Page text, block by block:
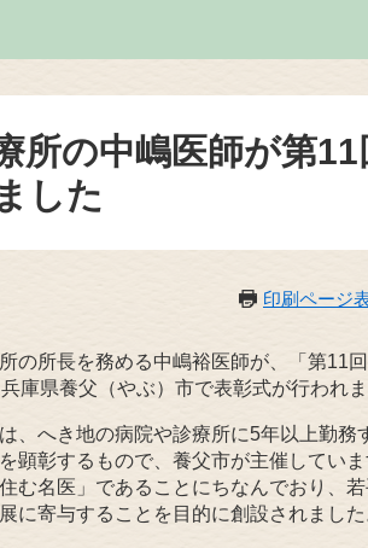
所の中嶋医師が第
した
印刷ページ
の所長を務める中嶋裕医師が、「第11
庫県養父（やぶ）市で表彰式が行われま
、へき地の病院や診療所に5年以上勤務
顕彰するもので、養父市が主催してい
住む名医」であることにちなんでおり、
に寄与することを目的に創設されました